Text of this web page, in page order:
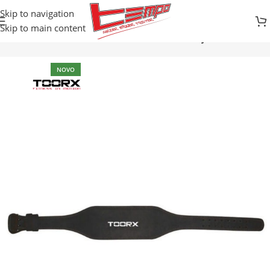
Skip to navigation
Skip to main content
Početna
Fitness
NOVO